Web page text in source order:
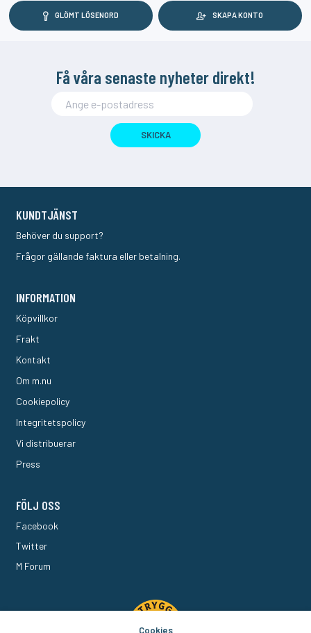
GLÖMT LÖSENORD SKAPA KONTO
Få våra senaste nyheter direkt!
SKICKA
KUNDTJÄNST
Behöver du support?
Frågor gällande faktura eller betalning.
INFORMATION
Köpvillkor
Frakt
Kontakt
Om m.nu
Cookiepolicy
Integritetspolicy
Vi distribuerar
Press
FÖLJ OSS
Facebook
Twitter
M Forum
Cookies